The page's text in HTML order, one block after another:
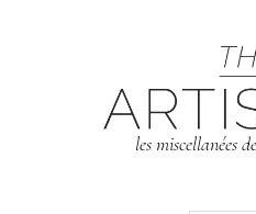
les miscellanées